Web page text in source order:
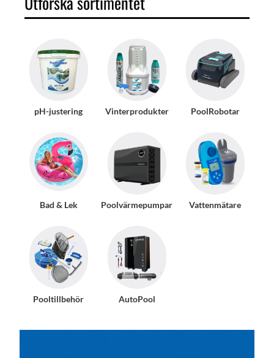
pH-justering Vinterprodukter PoolRobotar
Bad & Lek Poolvärmepumpar Vattenmätare
Pooltillbehör AutoPool